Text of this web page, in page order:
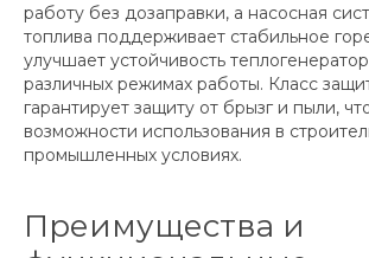
работу без дозаправки, а насосная
топлива поддерживает стабильное
улучшает устойчивость
различных режимах работы. Класс
гарантирует защиту от брызг и пыли,
возможности использования в
промышленных условиях.
Преимущества и